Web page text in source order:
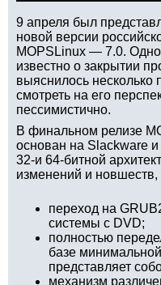
9 апреля был
новой версии
MOPSLinux — 7.0.
известно о закрытии
выяснилось несколько
смотреть на его
пессимистично.
В финальном релизе
основан на Slackware
32-и 64-битной
изменений и новшеств,
переход на
системы с DVD;
полностью
базе
представляет
механизм